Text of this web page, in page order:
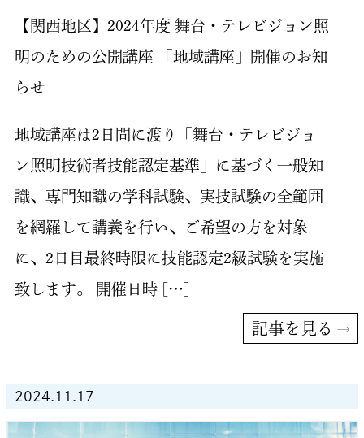
【関西地区】2024年度 舞台・テレビジョン照
明のための公開講座 「地域講座」開催のお知
らせ
地域講座は2日間に渡り「舞台・テレビジョ
ン照明技術者技能認定基準」に基づく一般知
識、専門知識の学科試験、実技試験の全範囲
を網羅して講義を行い、ご希望の方を対象
に、2日目最終時限に技能認定2級試験を実施
致します。 開催日時 […]
記事を見る
2024.11.17